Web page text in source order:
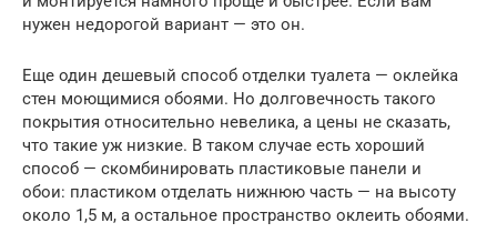
нужен недорогой вариант — это он.
Еще один дешевый способ отделки туалета — оклейка
стен моющимися обоями. Но долговечность такого
покрытия относительно невелика, а цены не сказать,
что такие уж низкие. В таком случае есть хороший
способ — скомбинировать пластиковые панели и
обои: пластиком отделать нижнюю часть — на высоту
около 1,5 м, а остальное пространство оклеить обоями.